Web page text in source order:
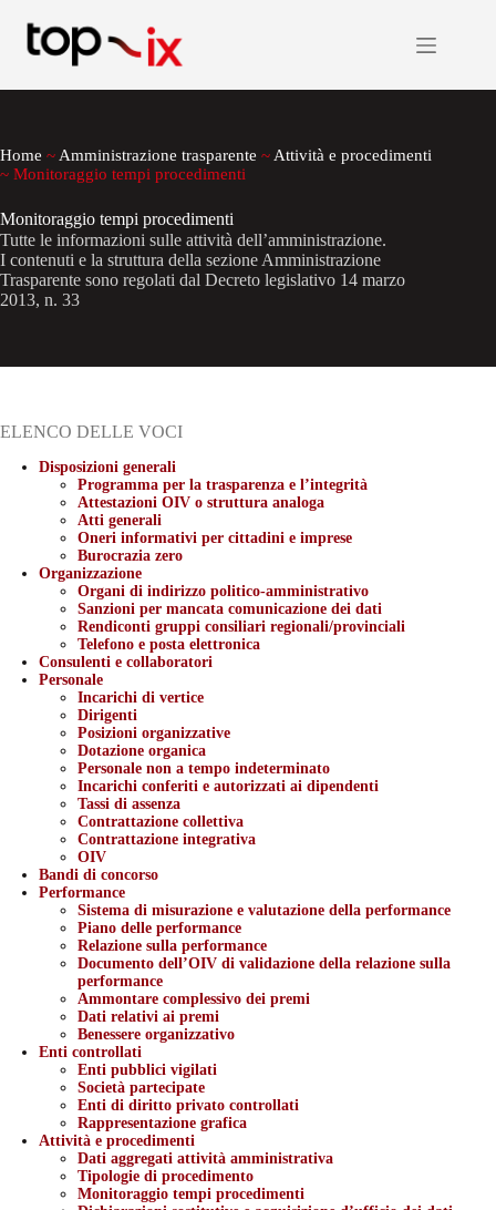
contenuto
Home ~ Amministrazione trasparente ~ Attività e procedimenti
~ Monitoraggio tempi procedimenti
Monitoraggio tempi procedimenti
Tutte le informazioni sulle attività dell’amministrazione.
I contenuti e la struttura della sezione Amministrazione
Trasparente sono regolati dal Decreto legislativo 14 marzo
2013, n. 33
ELENCO DELLE VOCI
Disposizioni generali
Programma per la trasparenza e l’integrità
Attestazioni OIV o struttura analoga
Atti generali
Oneri informativi per cittadini e imprese
Burocrazia zero
Organizzazione
Organi di indirizzo politico-amministrativo
Sanzioni per mancata comunicazione dei dati
Rendiconti gruppi consiliari regionali/provinciali
Telefono e posta elettronica
Consulenti e collaboratori
Personale
Incarichi di vertice
Dirigenti
Posizioni organizzative
Dotazione organica
Personale non a tempo indeterminato
Incarichi conferiti e autorizzati ai dipendenti
Tassi di assenza
Contrattazione collettiva
Contrattazione integrativa
OIV
Bandi di concorso
Performance
Sistema di misurazione e valutazione della performance
Piano delle performance
Relazione sulla performance
Documento dell’OIV di validazione della relazione sulla
performance
Ammontare complessivo dei premi
Dati relativi ai premi
Benessere organizzativo
Enti controllati
Enti pubblici vigilati
Società partecipate
Enti di diritto privato controllati
Rappresentazione grafica
Attività e procedimenti
Dati aggregati attività amministrativa
Tipologie di procedimento
Monitoraggio tempi procedimenti